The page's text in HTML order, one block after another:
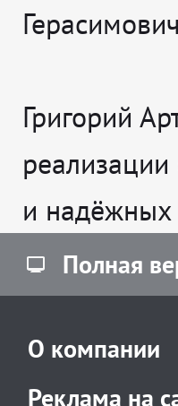
Григорий
и надёжных
Полная
О компании
Реклама на